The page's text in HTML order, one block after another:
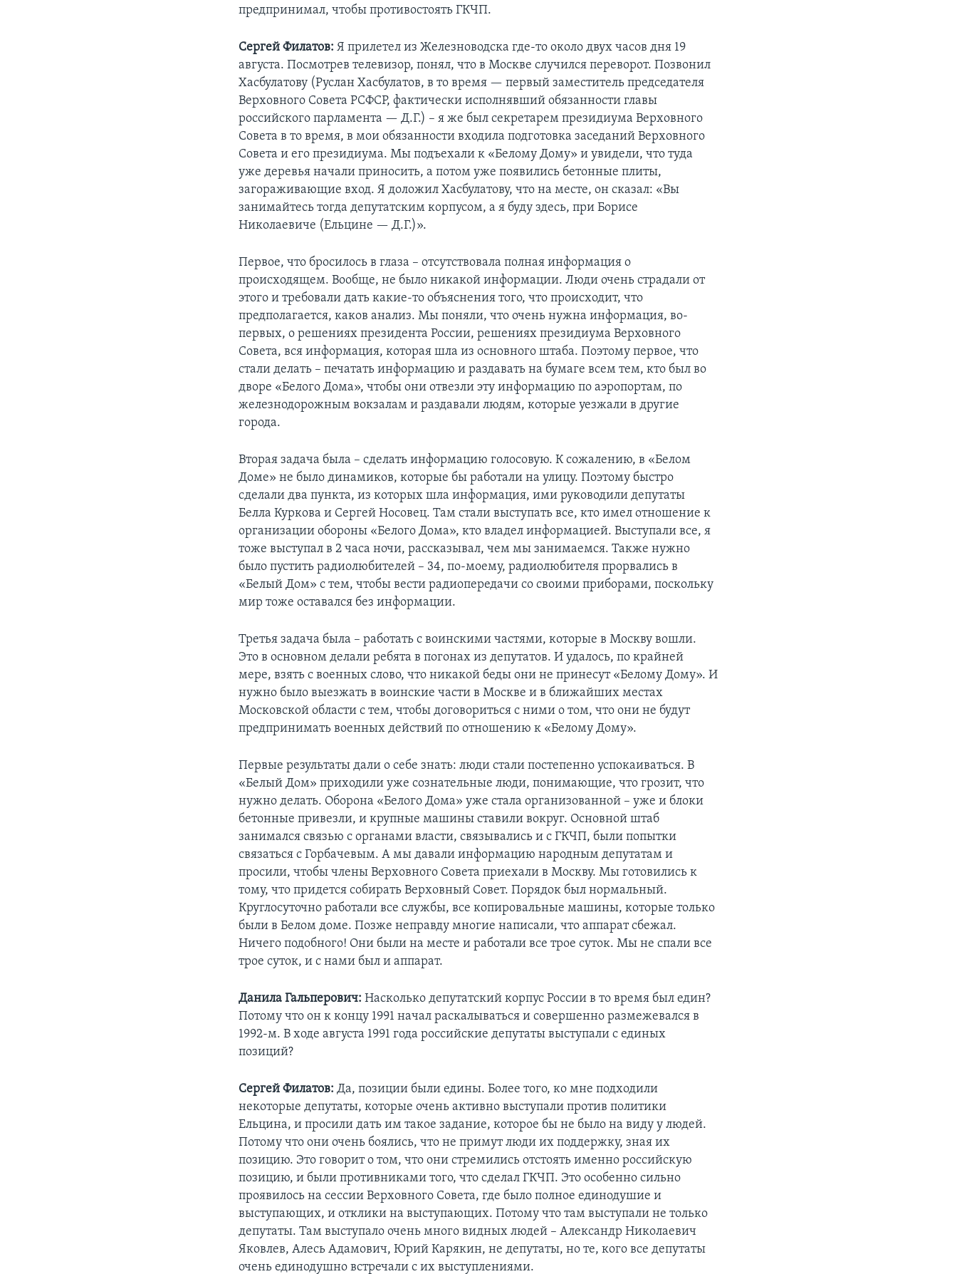
предпринимал, чтобы противостоять ГКЧП.
Сергей Филатов:Я прилетел из Железноводска где-то около двух часов дня 19
августа. Посмотрев телевизор, понял, что в Москве случился переворот. Позвонил
Хасбулатову (Руслан Хасбулатов, в то время — первый заместитель председателя
Верховного Совета РСФСР, фактически исполнявший обязанности главы
российского парламента — Д.Г.) – я же был секретарем президиума Верховного
Совета в то время, в мои обязанности входила подготовка заседаний Верховного
Совета и его президиума. Мы подъехали к «Белому Дому» и увидели, что туда
уже деревья начали приносить, а потом уже появились бетонные плиты,
загораживающие вход. Я доложил Хасбулатову, что на месте, он сказал: «Вы
занимайтесь тогда депутатским корпусом, а я буду здесь, при Борисе
Николаевиче (Ельцине — Д.Г.)».
Первое, что бросилось в глаза – отсутствовала полная информация о
происходящем. Вообще, не было никакой информации. Люди очень страдали от
этого и требовали дать какие-то объяснения того, что происходит, что
предполагается, каков анализ. Мы поняли, что очень нужна информация, во-
первых, о решениях президента России, решениях президиума Верховного
Совета, вся информация, которая шла из основного штаба. Поэтому первое, что
стали делать – печатать информацию и раздавать на бумаге всем тем, кто был во
дворе «Белого Дома», чтобы они отвезли эту информацию по аэропортам, по
железнодорожным вокзалам и раздавали людям, которые уезжали в другие
города.
Вторая задача была – сделать информацию голосовую. К сожалению, в «Белом
Доме» не было динамиков, которые бы работали на улицу. Поэтому быстро
сделали два пункта, из которых шла информация, ими руководили депутаты
Белла Куркова и Сергей Носовец. Там стали выступать все, кто имел отношение к
организации обороны «Белого Дома», кто владел информацией. Выступали все, я
тоже выступал в 2 часа ночи, рассказывал, чем мы занимаемся. Также нужно
было пустить радиолюбителей – 34, по-моему, радиолюбителя прорвались в
«Белый Дом» с тем, чтобы вести радиопередачи со своими приборами, поскольку
мир тоже оставался без информации.
Третья задача была – работать с воинскими частями, которые в Москву вошли.
Это в основном делали ребята в погонах из депутатов. И удалось, по крайней
мере, взять с военных слово, что никакой беды они не принесут «Белому Дому». И
нужно было выезжать в воинские части в Москве и в ближайших местах
Московской области с тем, чтобы договориться с ними о том, что они не будут
предпринимать военных действий по отношению к «Белому Дому».
Первые результаты дали о себе знать: люди стали постепенно успокаиваться. В
«Белый Дом» приходили уже сознательные люди, понимающие, что грозит, что
нужно делать. Оборона «Белого Дома» уже стала организованной – уже и блоки
бетонные привезли, и крупные машины ставили вокруг. Основной штаб
занимался связью с органами власти, связывались и с ГКЧП, были попытки
связаться с Горбачевым. А мы давали информацию народным депутатам и
просили, чтобы члены Верховного Совета приехали в Москву. Мы готовились к
тому, что придется собирать Верховный Совет. Порядок был нормальный.
Круглосуточно работали все службы, все копировальные машины, которые только
были в Белом доме. Позже неправду многие написали, что аппарат сбежал.
Ничего подобного! Они были на месте и работали все трое суток. Мы не спали все
трое суток, и с нами был и аппарат.
Данила Гальперович: Насколько депутатский корпус России в то время был един?
Потому что он к концу 1991 начал раскалываться и совершенно размежевался в
1992-м. В ходе августа 1991 года российские депутаты выступали с единых
позиций?
Сергей Филатов: Да, позиции были едины. Более того, ко мне подходили
некоторые депутаты, которые очень активно выступали против политики
Ельцина, и просили дать им такое задание, которое бы не было на виду у людей.
Потому что они очень боялись, что не примут люди их поддержку, зная их
позицию. Это говорит о том, что они стремились отстоять именно российскую
позицию, и были противниками того, что сделал ГКЧП. Это особенно сильно
проявилось на сессии Верховного Совета, где было полное единодушие и
выступающих, и отклики на выступающих. Потому что там выступали не только
депутаты. Там выступало очень много видных людей – Александр Николаевич
Яковлев, Алесь Адамович, Юрий Карякин, не депутаты, но те, кого все депутаты
очень единодушно встречали с их выступлениями.